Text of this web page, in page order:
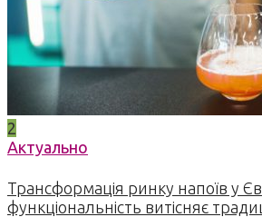
2
Актуально
Трансформація ринку напоїв у
функціональність витісняє